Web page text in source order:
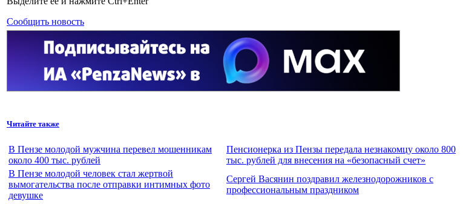
Сообщить новость
Читайте также
В Пензе молодой мужчина перевел мошенникам
около 400 тыс. рублей
Пенсионерка из Пензы передала незнакомцу около 800
тыс. рублей для внесения на «безопасный счет»
В Пензе молодой человек стал жертвой
вымогательства после отправки интимных фото
девушке
Сергей Васянин поздравил железнодорожников с
профессиональным праздником